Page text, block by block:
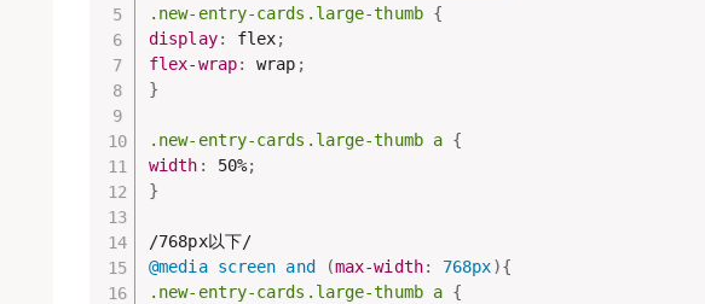
.new-entry-cards.large-thumb {
display: flex;
flex-wrap: wrap ;
}
.new-entry-cards.large-thumb a {
width : 50%;
}
/768px以下/
@media screen and (max-width: 768px){
.new-entry-cards.large-thumb a {